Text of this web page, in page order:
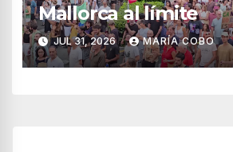
Mallorca al límite
JUL 31, 2026 MARÍA COBO